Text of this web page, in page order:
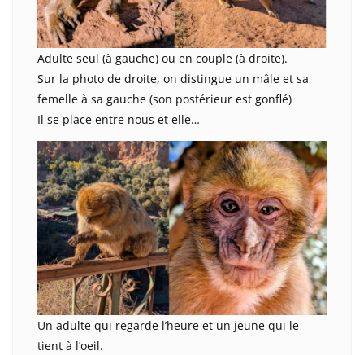
Adulte seul (à gauche) ou en couple (à droite).
Sur la photo de droite, on distingue un mâle et sa
femelle à sa gauche (son postérieur est gonflé)
Il se place entre nous et elle…
Un adulte qui regarde l’heure et un jeune qui le
tient à l’oeil.